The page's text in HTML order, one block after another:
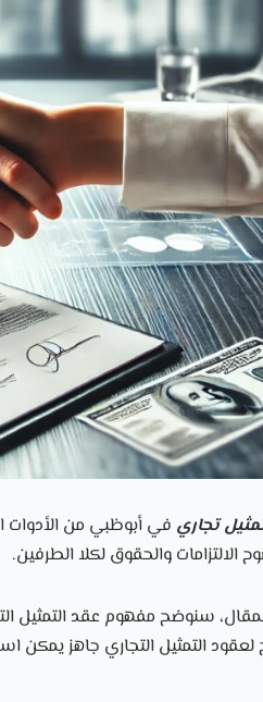
تجاري في أبوظبي من الأدوات
الالتزامات والحقوق لكلا الطرفين.
سنوضح مفهوم عقد التمثيل
التمثيل التجاري جاهز يمكن